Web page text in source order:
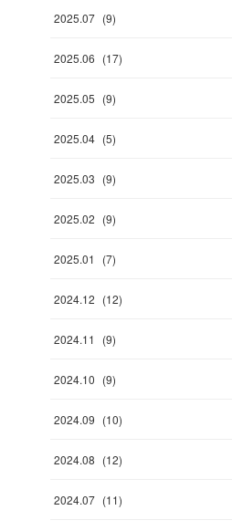
2025.07 (9)
2025.06 (17)
2025.05 (9)
2025.04 (5)
2025.03 (9)
2025.02 (9)
2025.01 (7)
2024.12 (12)
2024.11 (9)
2024.10 (9)
2024.09 (10)
2024.08 (12)
2024.07 (11)